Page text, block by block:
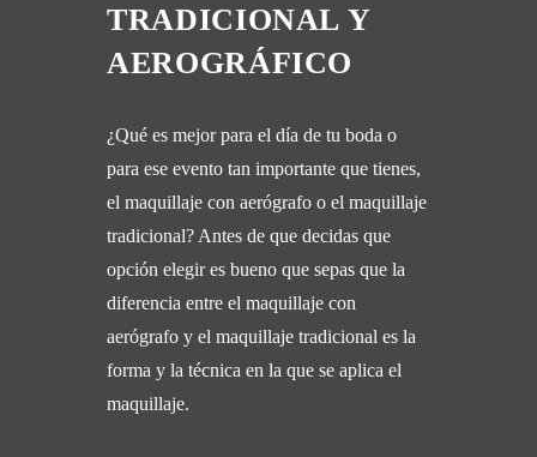
TRADICIONAL Y
AEROGRÁFICO
¿Qué es mejor para el día de tu boda o
para ese evento tan importante que tienes,
el maquillaje con aerógrafo o el maquillaje
tradicional? Antes de que decidas que
opción elegir es bueno que sepas que la
diferencia entre el maquillaje con
aerógrafo y el maquillaje tradicional es la
forma y la técnica en la que se aplica el
maquillaje.